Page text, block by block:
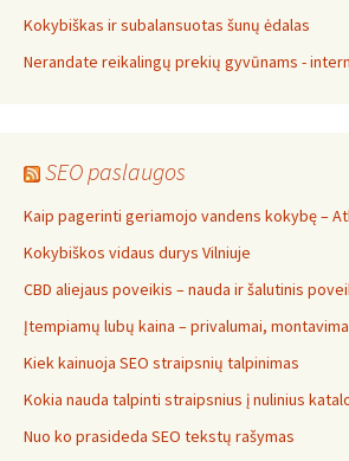
Kokybiškas ir subalansuotas šunų ėdalas
Nerandate reikalingų prekių gyvūnams -
SEO paslaugos
Kaip pagerinti geriamojo vandens kokybę –
Kokybiškos vidaus durys Vilniuje
CBD aliejaus poveikis – nauda ir šalutinis
Įtempiamų lubų kaina – privalumai,
Kiek kainuoja SEO straipsnių talpinimas
Kokia nauda talpinti straipsnius į nulinius
Nuo ko prasideda SEO tekstų rašymas